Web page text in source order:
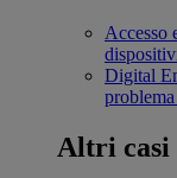
Accesso
Digital
Altri casi